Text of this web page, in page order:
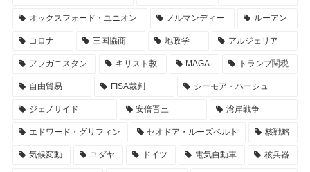
オックスフォード・ユニオン ノルマンディー ルーアン
コロナ 三国協商 地政学 アルジェリア
アフガニスタン キリスト教 MAGA トランプ関税
自由貿易 FISA裁判 シーモア・ハーシュ
ジェノサイド 安倍晋三 湾岸戦争
エドワード・グリフィン セオドア・ルーズベルト 核戦略
気候変動 ユダヤ ドイツ 電気自動車 核兵器